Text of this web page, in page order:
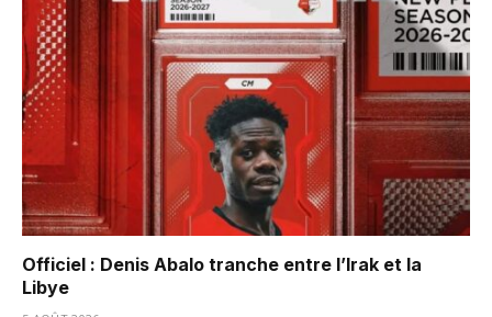
Officiel : Denis Abalo tranche entre l’Irak et la
Libye